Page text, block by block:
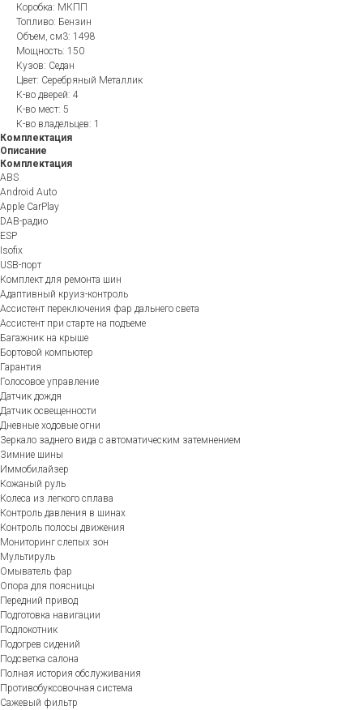
Коробка: МКПП
Топливо: Бензин
Объем, см3: 1498
Мощность: 150
Кузов: Седан
Цвет: Серебряный Металлик
К-во дверей: 4
К-во мест: 5
К-во владельцев: 1
Комплектация
Описание
Комплектация
ABS
Android Auto
Apple CarPlay
DAB-радио
ESP
Isofix
USB-порт
Комплект для ремонта шин
Адаптивный круиз-контроль
Ассистент переключения фар дальнего света
Ассистент при старте на подъеме
Багажник на крыше
Бортовой компьютер
Гарантия
Голосовое управление
Датчик дождя
Датчик освещенности
Дневные ходовые огни
Зеркало заднего вида с автоматическим затемнением
Зимние шины
Иммобилайзер
Кожаный руль
Колеса из легкого сплава
Контроль давления в шинах
Контроль полосы движения
Мониторинг слепых зон
Мультируль
Омыватель фар
Опора для поясницы
Передний привод
Подготовка навигации
Подлокотник
Подогрев сидений
Подсветка салона
Полная история обслуживания
Противобуксовочная система
Сажевый фильтр